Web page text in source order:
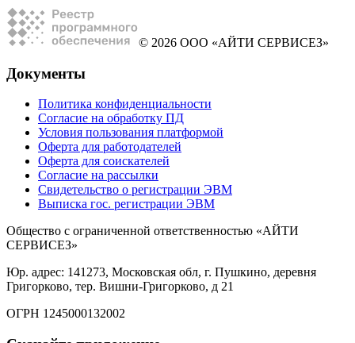
© 2026 ООО «АЙТИ СЕРВИСЕЗ»
Документы
Политика конфиденциальности
Согласие на обработку ПД
Условия пользования платформой
Оферта для работодателей
Оферта для соискателей
Согласие на рассылки
Свидетельство о регистрации ЭВМ
Выписка гос. регистрации ЭВМ
Общество с ограниченной ответственностью «АЙТИ
СЕРВИСЕЗ»
Юр. адрес: 141273, Московская обл, г. Пушкино, деревня
Григорково, тер. Вишни-Григорково, д 21
ОГРН 1245000132002